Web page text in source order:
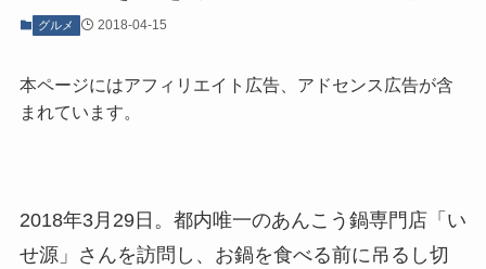
グルメ 2018-04-15
本ページにはアフィリエイト広告、アドセンス広告が含
まれています。
2018年3月29日。都内唯一のあんこう鍋専門店「い
せ源」さんを訪問し、お鍋を食べる前に吊るし切